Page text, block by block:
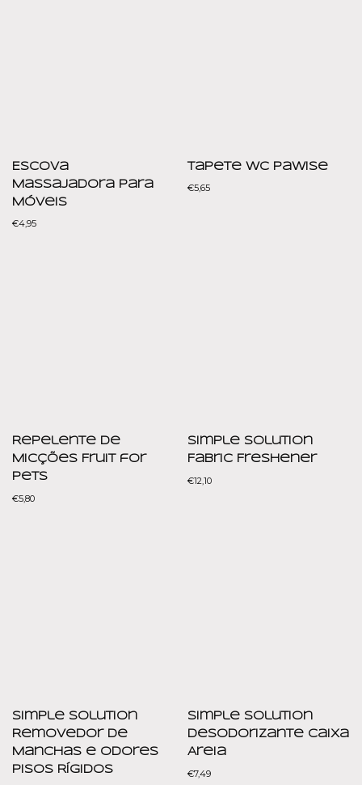
Escova
Massajadora para
Móveis
€4,95
Tapete WC Pawise
€5,65
Repelente de
Micções Fruit for
Pets
€5,80
Simple Solution
Fabric Freshener
€12,10
Simple Solution
Removedor de
Manchas e Odores
Pisos Rígidos
Simple Solution
Desodorizante Caixa
Areia
€7,49